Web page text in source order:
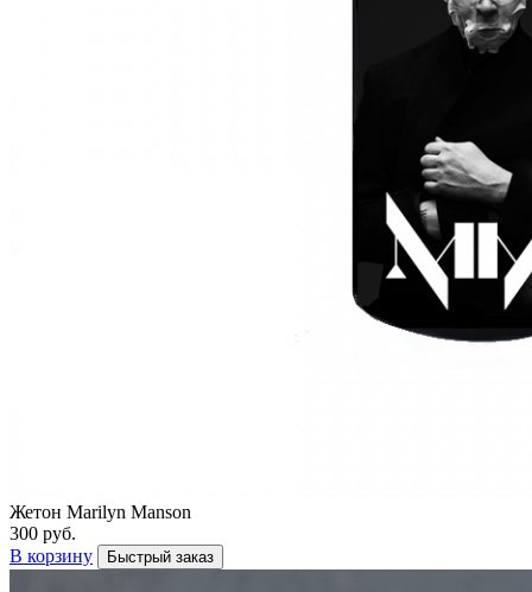
Жетон Marilyn Manson
300 руб.
В корзину
Быстрый заказ